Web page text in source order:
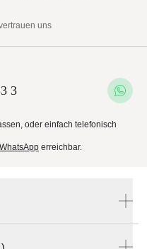
uns
3
oder einfach telefonisch
WhatsApp erreichbar.